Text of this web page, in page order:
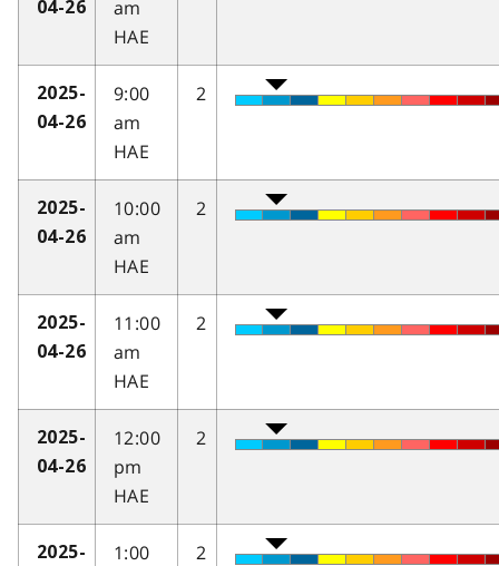
04-26
am
HAE
2025-
04-26
9:00
am
HAE
2
2025-
04-26
10:00
am
HAE
2
2025-
04-26
11:00
am
HAE
2
2025-
04-26
12:00
pm
HAE
2
2025-
1:00
2